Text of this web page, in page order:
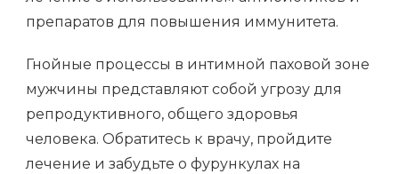
препаратов для повышения иммунитета.
Гнойные процессы в интимной паховой зоне
мужчины представляют собой угрозу для
репродуктивного, общего здоровья
человека. Обратитесь к врачу, пройдите
лечение и забудьте о фурункулах на